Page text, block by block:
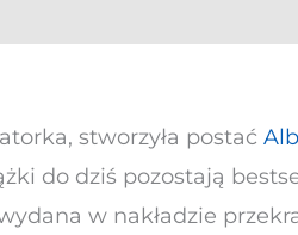
stworzyła postać
do dziś pozostają
w nakładzie